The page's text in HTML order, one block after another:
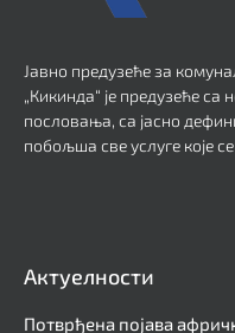
Јавно предузеће за
„Кикинда“ је предузеће
пословања, са јасно
побољша све услуге које
Актуелности
Потврђена појава